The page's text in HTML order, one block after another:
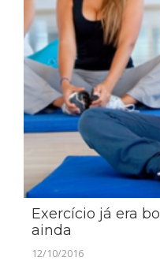
Exercício já era
ainda
12/10/2016